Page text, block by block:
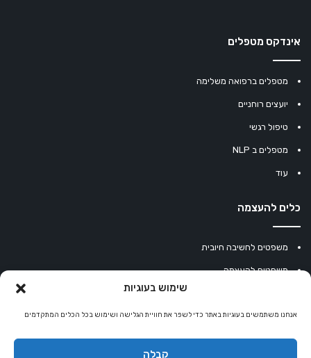
שימוש בעוגיות
אנחנו משתמשים בעוגיות באתר כדי לשפר את חוויית הגלישה ושימוש בכל הכלים המתקדמים
קבלה
אינדקס מטפלים
מטפלים ברפואה משלימה
יועצים רוחניים
טיפול רגשי
מטפלים ב NLP
עוד
כלים להעצמה
משפטים לחשיבה חיובית
משפטים להעצמה
מחשבון נומרולוגיה
קריסטלים למזלות